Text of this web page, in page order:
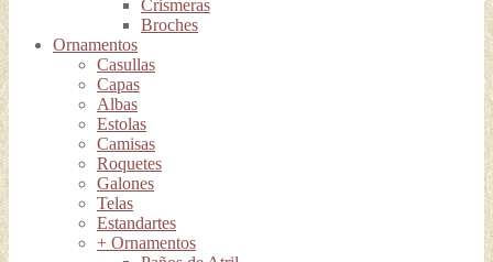
Crismeras
Broches
Ornamentos
Casullas
Capas
Albas
Estolas
Camisas
Roquetes
Galones
Telas
Estandartes
+ Ornamentos